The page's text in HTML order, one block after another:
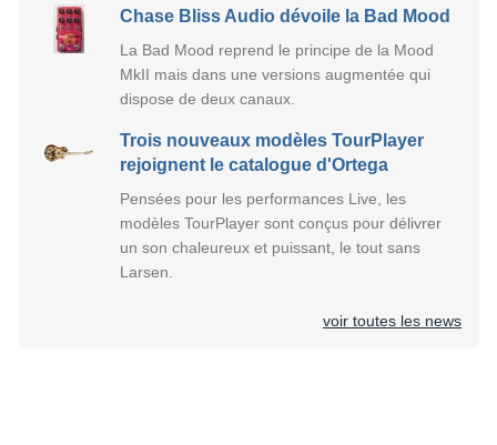
Chase Bliss Audio dévoile la Bad Mood
La Bad Mood reprend le principe de la Mood
MkII mais dans une versions augmentée qui
dispose de deux canaux.
Trois nouveaux modèles TourPlayer
rejoignent le catalogue d'Ortega
Pensées pour les performances Live, les
modèles TourPlayer sont conçus pour délivrer
un son chaleureux et puissant, le tout sans
Larsen.
voir toutes les news